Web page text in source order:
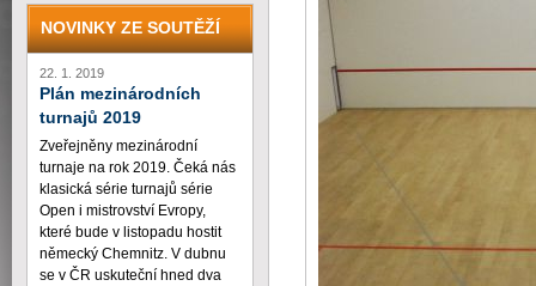
NOVINKY ZE SOUTĚŽÍ
22. 1. 2019
Plán mezinárodních
turnajů 2019
Zveřejněny mezinárodní
turnaje na rok 2019. Čeká nás
klasická série turnajů série
Open i mistrovství Evropy,
které bude v listopadu hostit
německý Chemnitz. V dubnu
se v ČR uskuteční hned dva